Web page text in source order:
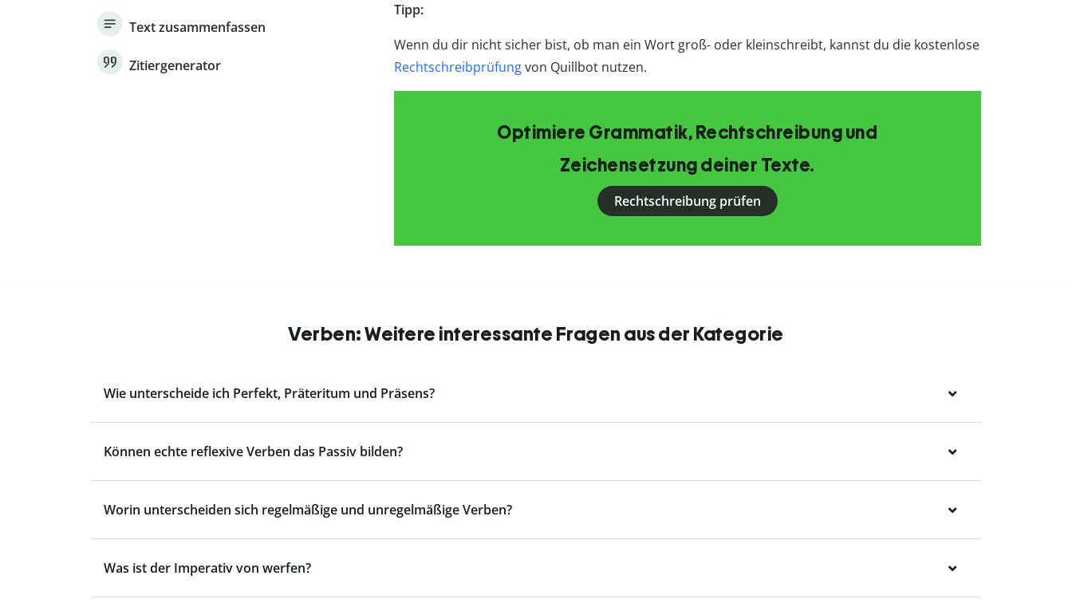
Text zusammenfassen
Zitiergenerator
Tipp:
Wenn du dir nicht sicher bist, ob man ein Wort groß- oder kleinschreibt, kannst du die kostenlose
Rechtschreibprüfungvon Quillbot nutzen.
Optimiere Grammatik, Rechtschreibung und
Zeichensetzung deiner Texte.
Rechtschreibung prüfen
Verben: Weitere interessante Fragen aus der Kategorie
Wie unterscheide ich Perfekt, Präteritum und Präsens?
Können echte reflexive Verben das Passiv bilden?
Worin unterscheiden sich regelmäßige und unregelmäßige Verben?
Was ist der Imperativ von werfen?